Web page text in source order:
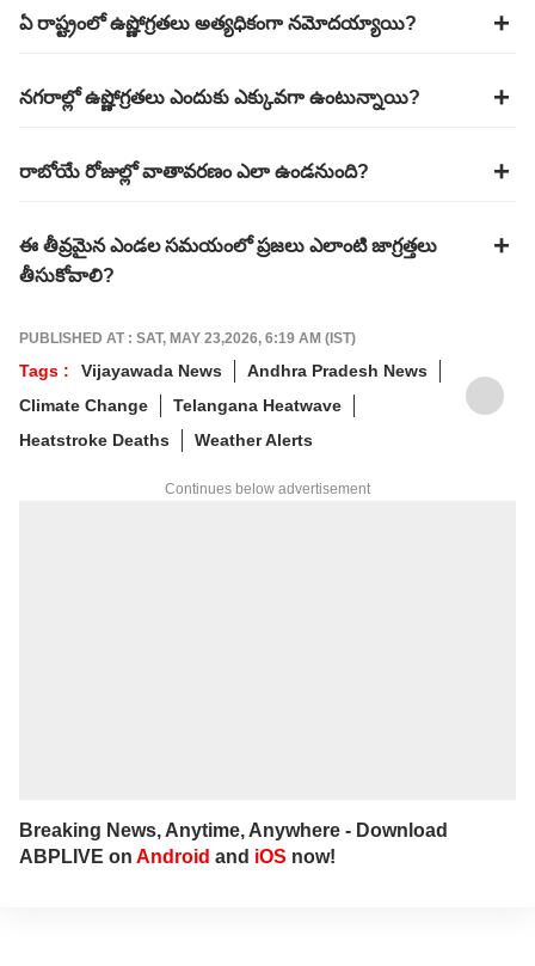
ఏ రాష్ట్రంలో ఉష్ణోగ్రతలు అత్యధికంగా నమోదయ్యాయి?
నగరాల్లో ఉష్ణోగ్రతలు ఎందుకు ఎక్కువగా ఉంటున్నాయి?
రాబోయే రోజుల్లో వాతావరణం ఎలా ఉండనుంది?
ఈ తీవ్రమైన ఎండల సమయంలో ప్రజలు ఎలాంటి జాగ్రత్తలు
తీసుకోవాలి?
PUBLISHED AT : SAT, MAY 23,2026, 6:19 AM (IST)
Tags : Vijayawada News
Andhra Pradesh News
Climate Change
Telangana Heatwave
Heatstroke Deaths
Weather Alerts
Continues below advertisement
Breaking News, Anytime, Anywhere - Download
ABPLIVE on Android and iOS now!